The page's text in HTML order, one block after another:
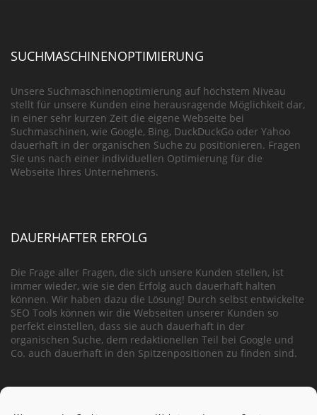
SUCHMASCHINENOPTIMIERUNG
Unsere Suchmaschinenoptimierung auf höchstem Niveau
stellt für unsere Kunden eine herausragende Möglichkeit dar,
in einer sehr kurzen Zeit die eigene Webseite bei
Suchmaschinen, wie Google, Bing, DuckDuckGo oder Yahoo
dauerhaft in der organischen Suche zu positionieren. Fragen
Sie uns nach einer individuellen Optimierung für die
Webseite Ihres Unternehmens.
DAUERHAFTER ERFOLG
Die Frage aller Fragen, die sich unsere Kunden stellen, ist
immer wieder, wie sie den Erfolg auch dauerhaft halten
können. Wir haben dazu die Lösung! Durch selbst entwickelte
SEO Tools können wir die Webseiten unserer Kunden so
perfekt einstellen, dass sie auch dauerhaft in der
organischen Suche, dem redaktionellen Teil bei Google und
Co. auch dauerhaft in den Spitzenpositionen zu finden sind.